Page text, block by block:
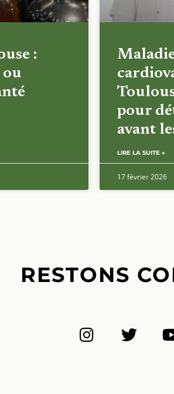
:
pour
avant
LIRE LA SUITE »
17 février 2026
RESTONS